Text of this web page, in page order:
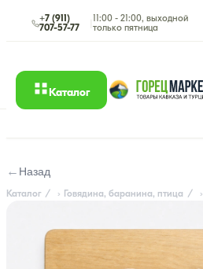
+7 (911)
707-57-77
11:00 - 21:00, выходной
только пятница
Каталог
← Назад
Каталог Говядина, баранина, птица